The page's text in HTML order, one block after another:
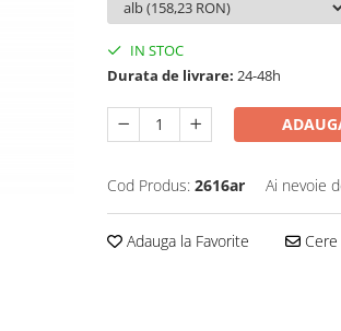
IN STOC
Durata de livrare: 24-48h
Cod Produs: 2616ar Ai nevoie
Adauga la Favorite